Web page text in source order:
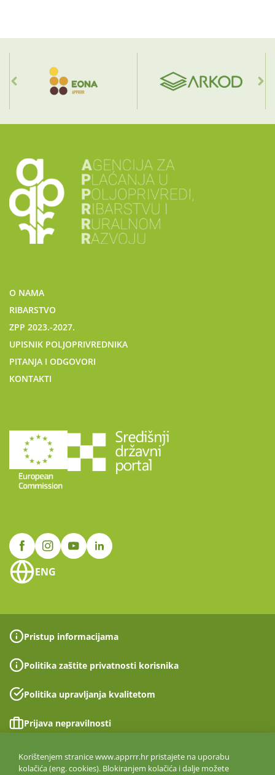
O NAMA
RIBARSTVO
ZPP 2023.-2027.
UPISNIK POLJOPRIVREDNIKA
PITANJA I ODGOVORI
KONTAKTI
ENG
Pristup informacijama
Politika zaštite privatnosti korisnika
Politika upravljanja kvalitetom
Prijava nepravilnosti
Izjava o pristupačnosti
Korištenjem stranice www.apprrr.hr pristajete na uporabu
kolačića (eng. cookies). Blokiranjem kolačića i dalje možete